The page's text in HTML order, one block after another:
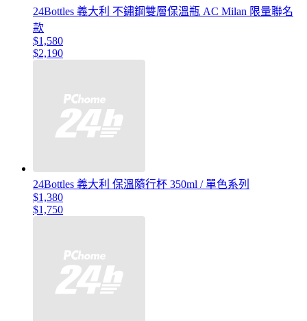
24Bottles 義大利 不鏽鋼雙層保溫瓶 AC Milan 限量聯名
款
$1,580
$2,190
24Bottles 義大利 保溫隨行杯 350ml / 單色系列
$1,380
$1,750